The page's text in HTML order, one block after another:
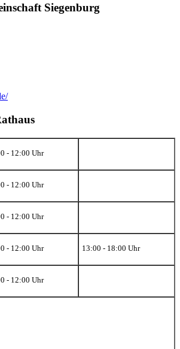
Siegenburg
- 12:00 Uhr
- 12:00 Uhr
- 12:00 Uhr
- 12:00 Uhr
13:00 - 18:00 Uhr
- 12:00 Uhr